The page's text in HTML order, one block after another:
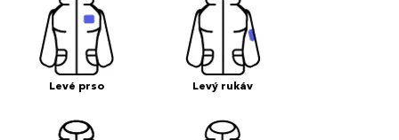
Levé prso Levý rukáv